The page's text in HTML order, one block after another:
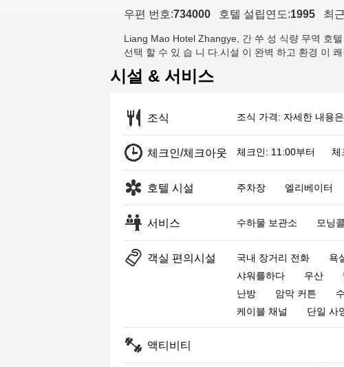
우편 번호:734000 호텔 설립연도:1995 최
Liang Mao Hotel Zhangye, 간 쑤 성 식량 무역 호
선택 할 수 있 습 니 다.시설 이 완벽 하고 환경 이
시설 & 서비스
조식 조식 가격: 자세한 내용
체크인/체크아웃 체크인: 11:00부터 체
호텔 시설 주차장 엘리베이터
서비스 수하물 보관소 모닝콜
객실 편의시설 국내 장거리 전화 욕
샤워를하다
우산
난방
암막 커튼
케이블 채널
단일 사
액티비티